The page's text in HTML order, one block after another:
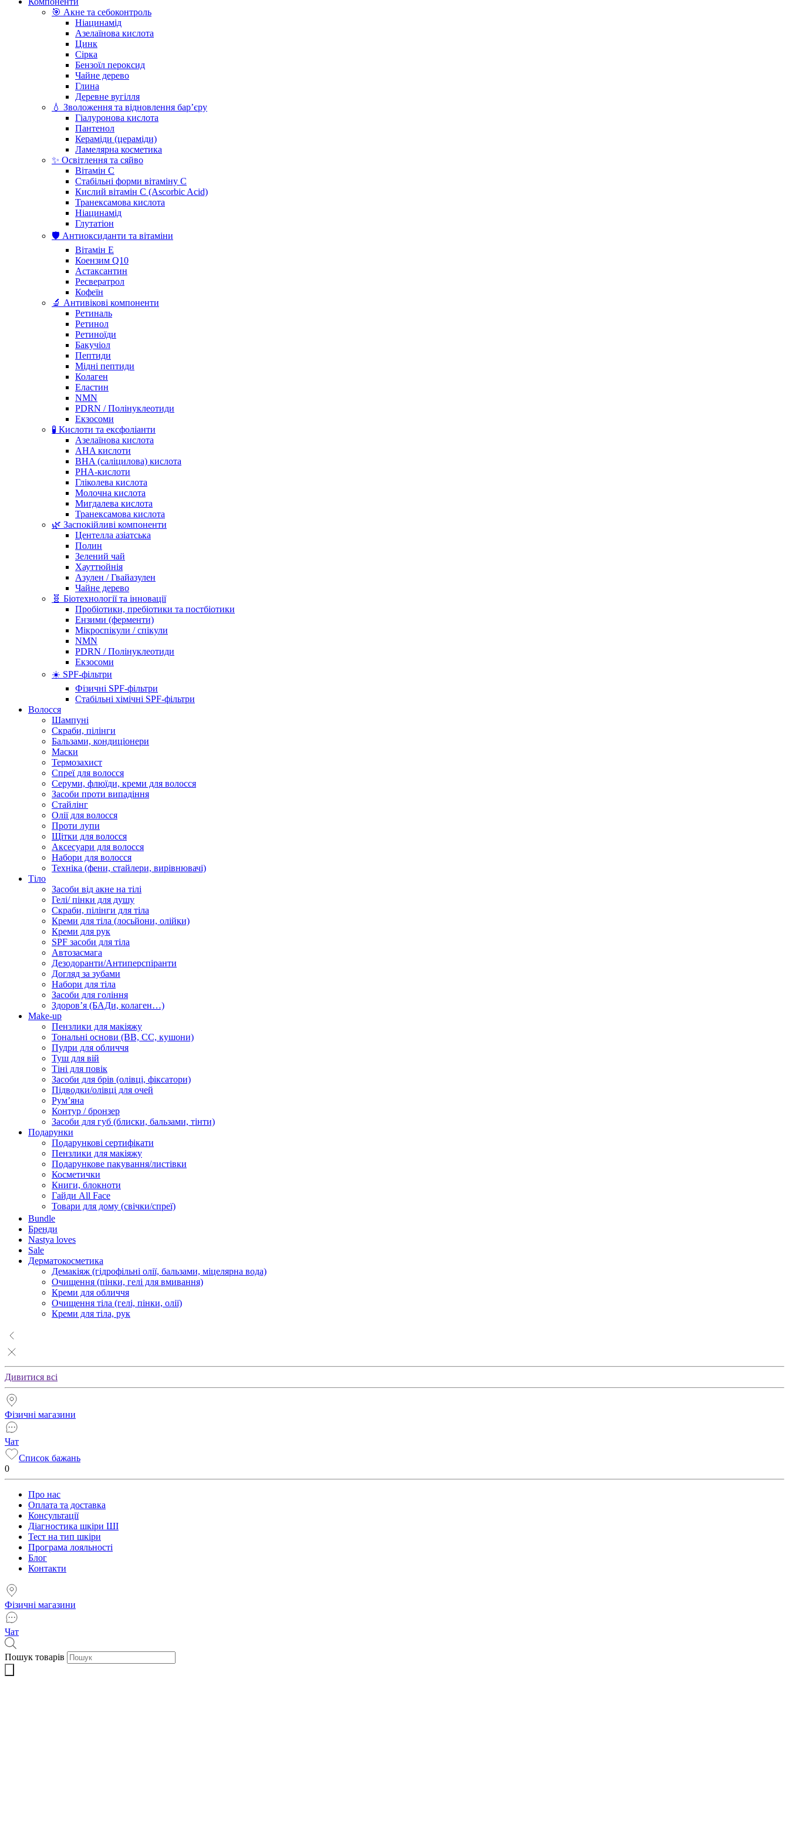
🎯 Акне та себоконтроль
Ніацинамід
Азелаїнова кислота
Цинк
Сірка
Бензоїл пероксид
Чайне дерево
Глина
Деревне вугілля
💧 Зволоження та відновлення бар’єру
Гіалуронова кислота
Пантенол
Кераміди (цераміди)
Ламелярна косметика
✨ Освітлення та сяйво
Вітамін С
Стабільні форми вітаміну С
Кислий вітамін С (Ascorbic Acid)
Транексамова кислота
Ніацинамід
Глутатіон
🛡️ Антиоксиданти та вітаміни
Вітамін Е
Коензим Q10
Астаксантин
Ресвератрол
Кофеїн
🔬 Антивікові компоненти
Ретиналь
Ретинол
Ретиноїди
Бакучіол
Пептиди
Мідні пептиди
Колаген
Еластин
NMN
PDRN / Полінуклеотиди
Екзосоми
🧪 Кислоти та ексфоліанти
Азелаїнова кислота
AHA кислоти
BHA (саліцилова) кислота
PHA-кислоти
Гліколева кислота
Молочна кислота
Мигдалева кислота
Транексамова кислота
🌿 Заспокійливі компоненти
Центелла азіатська
Полин
Зелений чай
Хауттюйнія
Азулен / Гвайазулен
Чайне дерево
🧬 Біотехнології та інновації
Пробіотики, пребіотики та постбіотики
Ензими (ферменти)
Мікроспікули / спікули
NMN
PDRN / Полінуклеотиди
Екзосоми
☀️ SPF-фільтри
Фізичні SPF-фільтри
Стабільні хімічні SPF-фільтри
Волосся
Шампуні
Скраби, пілінги
Бальзами, кондиціонери
Маски
Термозахист
Спреї для волосся
Серуми, флюїди, креми для волосся
Засоби проти випадіння
Стайлінг
Олії для волосся
Проти лупи
Щітки для волосся
Аксесуари для волосся
Набори для волосся
Техніка (фени, стайлери, вирівнювачі)
Тіло
Засоби від акне на тілі
Гелі/ пінки для душу
Скраби, пілінги для тіла
Креми для тіла (лосьйони, олійки)
Креми для рук
SPF засоби для тіла
Автозасмага
Дезодоранти/Антиперспіранти
Догляд за зубами
Набори для тіла
Засоби для гоління
Здоровʼя (БАДи, колаген…)
Make-up
Пензлики для макіяжу
Тональні основи (BB, CC, кушони)
Пудри для обличчя
Туш для вій
Тіні для повік
Засоби для брів (олівці, фіксатори)
Підводки/олівці для очей
Румʼяна
Контур / бронзер
Засоби для губ (блиски, бальзами, тінти)
Подарунки
Подарункові сертифікати
Пензлики для макіяжу
Подарункове пакування/листівки
Косметички
Книги, блокноти
Гайди All Face
Товари для дому (свічки/спреї)
Bundle
Бренди
Nastya loves
Sale
Дерматокосметика
Демакіяж (гідрофільні олії, бальзами, міцелярна вода)
Очищення (пінки, гелі для вмивання)
Креми для обличчя
Очищення тіла (гелі, пінки, олії)
Креми для тіла, рук
Дивитися всі
Фізичні магазини
Чат
Список бажань
0
Про нас
Оплата та доставка
Консультації
Діагностика шкіри ШІ
Тест на тип шкіри
Програма лояльності
Блог
Контакти
Фізичні магазини
Чат
Пошук товарів